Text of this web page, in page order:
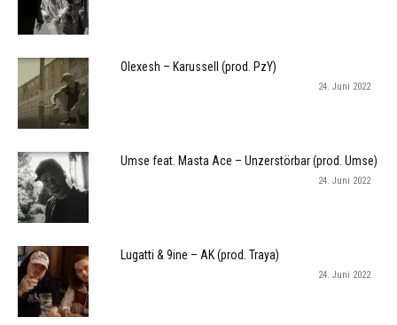
Olexesh – Karussell (prod. PzY)
24. Juni 2022
Umse feat. Masta Ace – Unzerstörbar (prod. Umse)
24. Juni 2022
Lugatti & 9ine – AK (prod. Traya)
24. Juni 2022